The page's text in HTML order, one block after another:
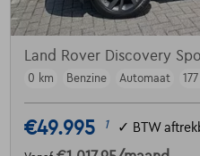
Land Rover Discovery
0 km
Benzine Automaat
€49.995 1 ✓ BTW